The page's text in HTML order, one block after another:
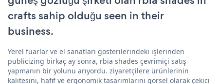
crafts sahip olduğu seen in their
business.
Yerel fuarlar ve el sanatları gösterilerindeki işlerinden
publicizing birkaç ay sonra, rbia shades çevrimiçi satış
yapmanın bir yolunu arıyordu. ziyaretçilere ürünlerinin
kalitesini, hafif ve ergonomik tasarımlarını görsel olarak çekici